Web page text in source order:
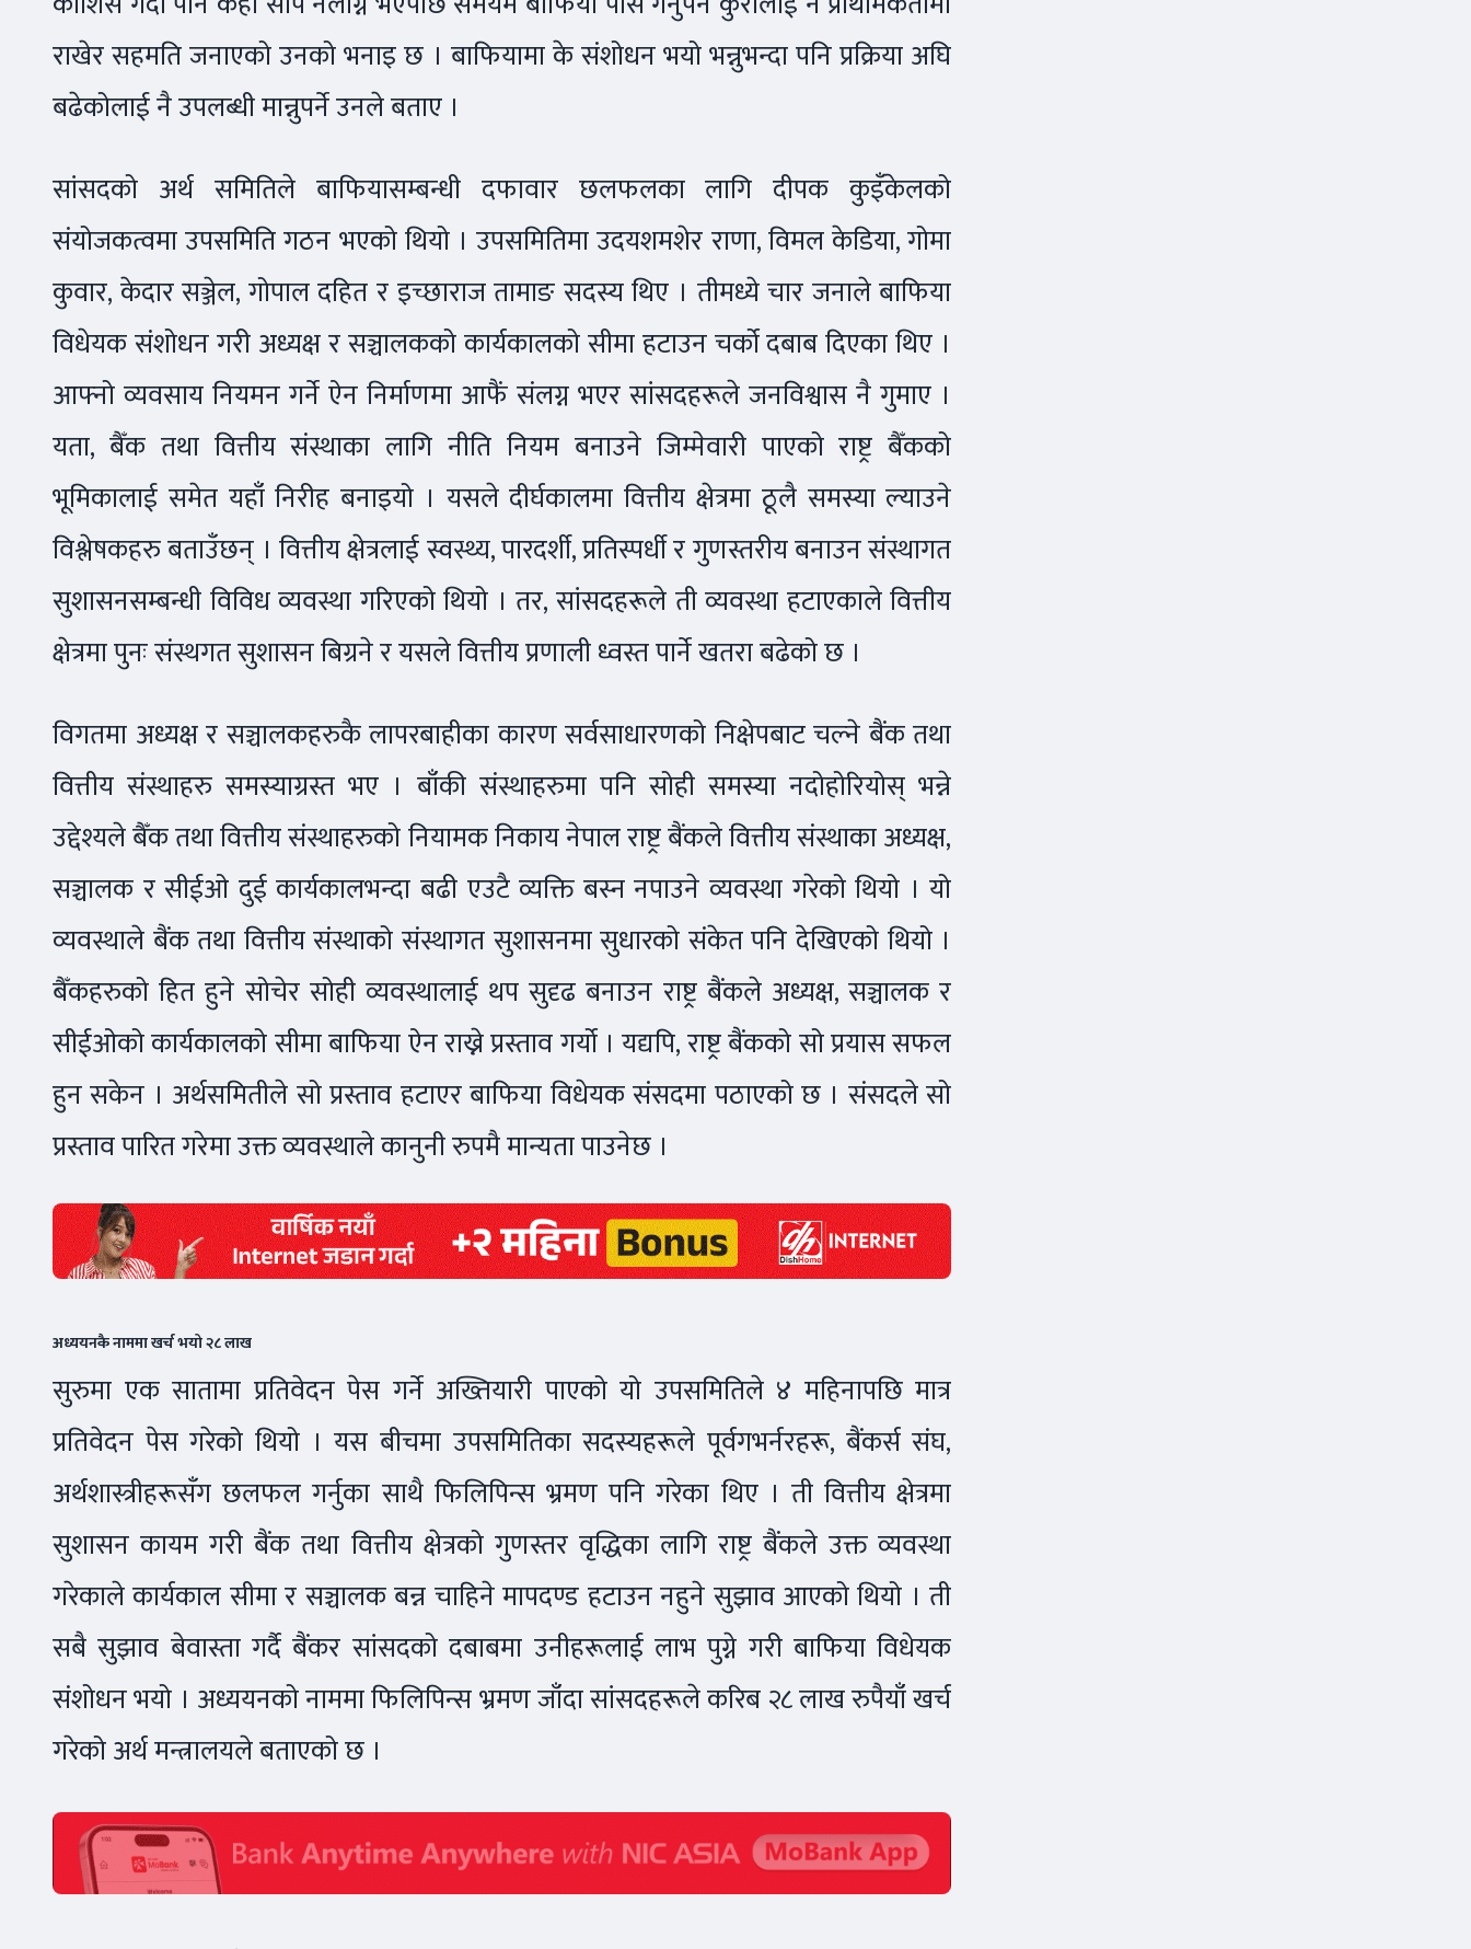
राखेर सहमति जनाएको उनको भनाइ छ । बाफियामा के संशोधन भयो भन्नुभन्दा पनि प्रक्रिया अघि
बढेकोलाई नै उपलब्धी मान्नुपर्ने उनले बताए ।
सांसदको अर्थ समितिले बाफियासम्बन्धी दफावार छलफलका लागि दीपक कुइँकेलको
संयोजकत्वमा उपसमिति गठन भएको थियो । उपसमितिमा उदयशमशेर राणा, विमल केडिया, गोमा
कुवार, केदार सञ्जेल, गोपाल दहित र इच्छाराज तामाङ सदस्य थिए । तीमध्ये चार जनाले बाफिया
विधेयक संशोधन गरी अध्यक्ष र सञ्चालकको कार्यकालको सीमा हटाउन चर्को दबाब दिएका थिए ।
आफ्नो व्यवसाय नियमन गर्ने ऐन निर्माणमा आफैं संलग्न भएर सांसदहरूले जनविश्वास नै गुमाए ।
यता, बैँक तथा वित्तीय संस्थाका लागि नीति नियम बनाउने जिम्मेवारी पाएको राष्ट्र बैँकको
भूमिकालाई समेत यहाँ निरीह बनाइयो । यसले दीर्घकालमा वित्तीय क्षेत्रमा ठूलै समस्या ल्याउने
विश्लेषकहरु बताउँछन् । वित्तीय क्षेत्रलाई स्वस्थ्य, पारदर्शी, प्रतिस्पर्धी र गुणस्तरीय बनाउन संस्थागत
सुशासनसम्बन्धी विविध व्यवस्था गरिएको थियो । तर, सांसदहरूले ती व्यवस्था हटाएकाले वित्तीय
क्षेत्रमा पुनः संस्थगत सुशासन बिग्रने र यसले वित्तीय प्रणाली ध्वस्त पार्ने खतरा बढेको छ ।
विगतमा अध्यक्ष र सञ्चालकहरुकै लापरबाहीका कारण सर्वसाधारणको निक्षेपबाट चल्ने बैंक तथा
वित्तीय संस्थाहरु समस्याग्रस्त भए । बाँकी संस्थाहरुमा पनि सोही समस्या नदोहोरियोस् भन्ने
उद्देश्यले बैँक तथा वित्तीय संस्थाहरुको नियामक निकाय नेपाल राष्ट्र बैंकले वित्तीय संस्थाका अध्यक्ष,
सञ्चालक र सीईओ दुई कार्यकालभन्दा बढी एउटै व्यक्ति बस्न नपाउने व्यवस्था गरेको थियो । यो
व्यवस्थाले बैंक तथा वित्तीय संस्थाको संस्थागत सुशासनमा सुधारको संकेत पनि देखिएको थियो ।
बैँकहरुको हित हुने सोचेर सोही व्यवस्थालाई थप सुदृढ बनाउन राष्ट्र बैंकले अध्यक्ष, सञ्चालक र
सीईओको कार्यकालको सीमा बाफिया ऐन राख्ने प्रस्ताव गर्यो । यद्यपि, राष्ट्र बैंकको सो प्रयास सफल
हुन सकेन । अर्थसमितीले सो प्रस्ताव हटाएर बाफिया विधेयक संसदमा पठाएको छ । संसदले सो
प्रस्ताव पारित गरेमा उक्त व्यवस्थाले कानुनी रुपमै मान्यता पाउनेछ ।
अध्ययनकै नाममा खर्च भयो २८ लाख
सुरुमा एक सातामा प्रतिवेदन पेस गर्ने अख्तियारी पाएको यो उपसमितिले ४ महिनापछि मात्र
प्रतिवेदन पेस गरेको थियो । यस बीचमा उपसमितिका सदस्यहरूले पूर्वगभर्नरहरू, बैंकर्स संघ,
अर्थशास्त्रीहरूसँग छलफल गर्नुका साथै फिलिपिन्स भ्रमण पनि गरेका थिए । ती वित्तीय क्षेत्रमा
सुशासन कायम गरी बैंक तथा वित्तीय क्षेत्रको गुणस्तर वृद्धिका लागि राष्ट्र बैंकले उक्त व्यवस्था
गरेकाले कार्यकाल सीमा र सञ्चालक बन्न चाहिने मापदण्ड हटाउन नहुने सुझाव आएको थियो । ती
सबै सुझाव बेवास्ता गर्दै बैंकर सांसदको दबाबमा उनीहरूलाई लाभ पुग्ने गरी बाफिया विधेयक
संशोधन भयो । अध्ययनको नाममा फिलिपिन्स भ्रमण जाँदा सांसदहरूले करिब २८ लाख रुपैयाँ खर्च
गरेको अर्थ मन्त्रालयले बताएको छ ।